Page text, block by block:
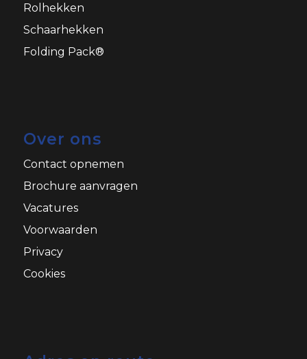
Rolhekken
Schaarhekken
Folding Pack®
Over ons
Contact opnemen
Brochure aanvragen
Vacatures
Voorwaarden
Privacy
Cookies